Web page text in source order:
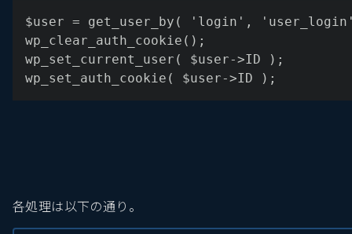
$user = get_user_by( 'login',
wp_clear_auth_cookie();
wp_set_current_user( $user->ID );
wp_set_auth_cookie( $user->ID );
各処理は以下の通り。